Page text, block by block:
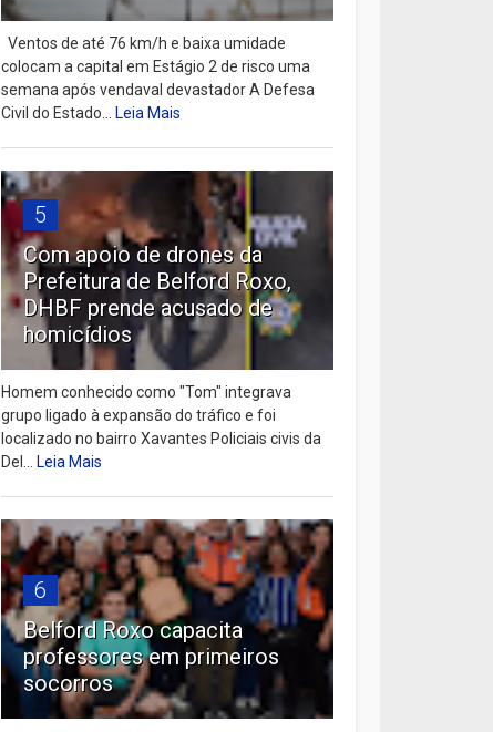
Ventos de até 76 km/h e baixa umidade
colocam a capital em Estágio 2 de risco uma
semana após vendaval devastador A Defesa
Civil do Estado...Leia Mais
5
Com apoio de drones da
Prefeitura de Belford Roxo,
DHBF prende acusado de
homicídios
Homem conhecido como "Tom" integrava
grupo ligado à expansão do tráfico e foi
localizado no bairro Xavantes Policiais civis da
Del...Leia Mais
6
Belford Roxo capacita
professores em primeiros
socorros